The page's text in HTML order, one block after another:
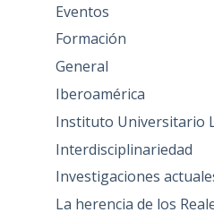
Eventos
Formación
General
Iberoamérica
Instituto Universitario
Interdisciplinariedad
Investigaciones
La herencia de los